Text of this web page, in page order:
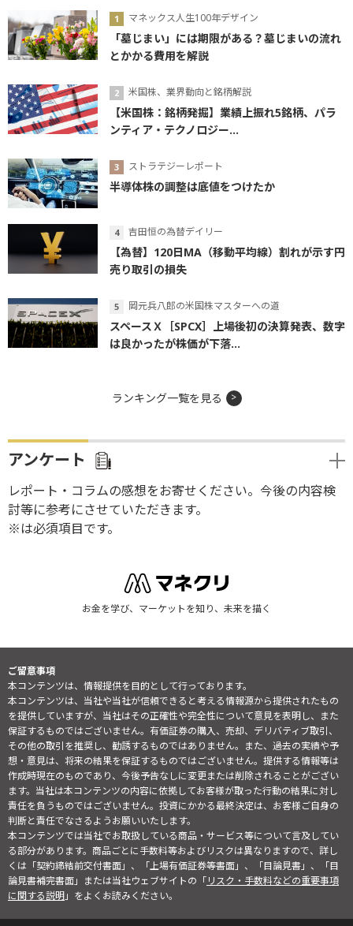
マネックス人生100年デザイン
「墓じまい」には期限がある？墓じまいの流れ
とかかる費用を解説
米国株、業界動向と銘柄解説
【米国株：銘柄発掘】業績上振れ5銘柄、パラ
ンティア・テクノロジー...
ストラテジーレポート
半導体株の調整は底値をつけたか
吉田恒の為替デイリー
【為替】120日MA（移動平均線）割れが示す円
売り取引の損失
岡元兵八郎の米国株マスターへの道
スペースＸ［SPCX］上場後初の決算発表、数字
は良かったが株価が下落...
ランキング一覧を見る
アンケート
レポート・コラムの感想をお寄せください。今後の内容検
討等に参考にさせていただきます。
※は必須項目です。
お金を学び、マーケットを知り、未来を描く
ご留意事項
本コンテンツは、情報提供を目的として行っております。
本コンテンツは、当社や当社が信頼できると考える情報源から提供されたもの
を提供していますが、当社はその正確性や完全性について意見を表明し、また
保証するものではございません。有価証券の購入、売却、デリバティブ取引、
その他の取引を推奨し、勧誘するものではありません。また、過去の実績や予
想・意見は、将来の結果を保証するものではございません。提供する情報等は
作成時現在のものであり、今後予告なしに変更または削除されることがござい
ます。当社は本コンテンツの内容に依拠してお客様が取った行動の結果に対し
責任を負うものではございません。投資にかかる最終決定は、お客様ご自身の
判断と責任でなさるようお願いいたします。
本コンテンツでは当社でお取扱している商品・サービス等について言及してい
る部分があります。商品ごとに手数料等およびリスクは異なりますので、詳し
くは「契約締結前交付書面」、「上場有価証券等書面」、「目論見書」、「目
論見書補完書面」または当社ウェブサイトの「リスク・手数料などの重要事項
に関する説明」をよくお読みください。